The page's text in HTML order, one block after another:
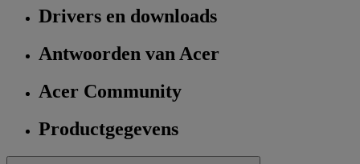
Drivers en downloads
Antwoorden van Acer
Acer Community
Productgegevens